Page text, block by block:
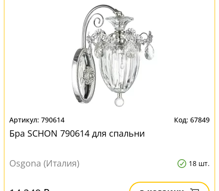
790614 67849
Бра SCHON 790614 для спальни
Osgona (Италия) 18 шт.